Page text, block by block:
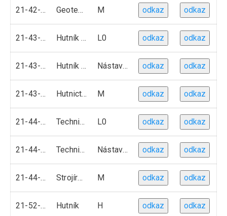
21-42-M01 Geotechnika M odkaz odkaz
21-43-L01 Hutník operátor L0 odkaz odkaz
21-43-L51 Hutník operátor Nástavbové studium odkaz odkaz
21-43-M01 Hutnictví M odkaz odkaz
21-44-L01 Technik modelových zařízeni L0 odkaz odkaz
21-44-L51 Technik modelových zařízeni Nástavbové studium odkaz odkaz
21-44-M01 Strojírenská metalurgie M odkaz odkaz
21-52-H01 Hutník H odkaz odkaz